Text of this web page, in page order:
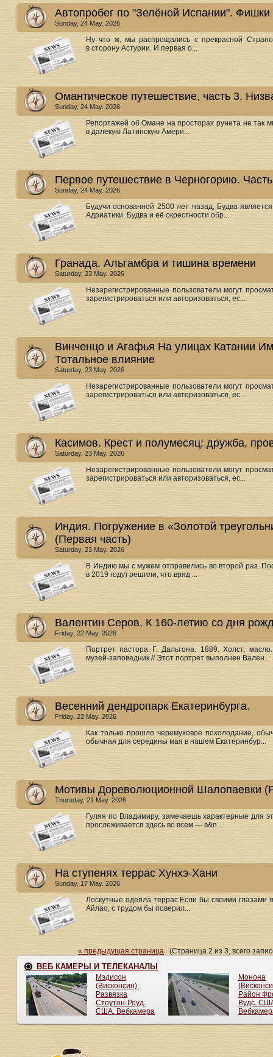
Автопробег по "Зелёной Испании". Фишки
Sunday, 24 May. 2026
Ну что ж, мы распрощались с прекрасной
в сторону Астурии. И первая о...
Омантическое путешествие, часть 3.
Sunday, 24 May. 2026
Репортажей об Омане на просторах рунета не так
в далекую Латинскую Амери...
Первое путешествие в Черногорию.
Sunday, 24 May. 2026
Будучи основанной 2500 лет назад, Будва
Адриатики. Будва и её окрестности обр...
Гранада. Альгамбра и тишина времени
Saturday, 23 May. 2026
Незарегистрированные пользователи могут
зарегистрироваться или авторизоваться, ес...
Винченцо и Агафья На улицах Катании
Тотальное влияние
Saturday, 23 May. 2026
Незарегистрированные пользователи могут
зарегистрироваться или авторизоваться, ес...
Касимов. Крест и полумесяц: дружба,
Saturday, 23 May. 2026
Незарегистрированные пользователи могут
зарегистрироваться или авторизоваться, ес...
Индия. Погружение в «Золотой
(Первая часть)
Saturday, 23 May. 2026
В Индию мы с мужем отправились во второй раз.
в 2019 году) решили, что вряд ...
Валентин Серов. К 160-летию со дня
Friday, 22 May. 2026
Портрет пастора Г. Дальтона. 1889. Холст,
музей-заповедник // Этот портрет выполнен Вален...
Весенний дендропарк Екатеринбурга.
Friday, 22 May. 2026
Как только прошло черемуховое похолодание,
обычная для середины мая в нашем Екатеринбур...
Мотивы Дореволюционной Шалопаевки
Thursday, 21 May. 2026
Гуляя по Владимиру, замечаешь характерные для
прослеживается здесь во всем — в&n...
На ступенях террас Хунхэ-Хани
Sunday, 17 May. 2026
Лоскутные одеяла террас Если бы своими глазами
Айлао, с трудом бы поверил...
« предыдущая страница (Страница 2 из 3, всего